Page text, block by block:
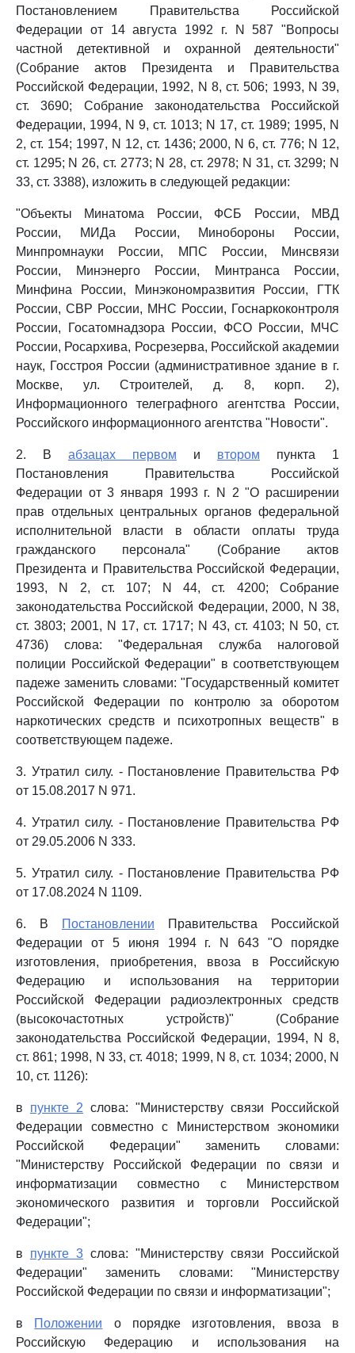
Постановлением Правительства Российской
Федерации от 14 августа 1992 г. N 587 "Вопросы
частной детективной и охранной деятельности"
(Собрание актов Президента и Правительства
Российской Федерации, 1992, N 8, ст. 506; 1993, N 39,
ст. 3690; Собрание законодательства Российской
Федерации, 1994, N 9, ст. 1013; N 17, ст. 1989; 1995, N
2, ст. 154; 1997, N 12, ст. 1436; 2000, N 6, ст. 776; N 12,
ст. 1295; N 26, ст. 2773; N 28, ст. 2978; N 31, ст. 3299; N
33, ст. 3388), изложить в следующей редакции:
"Объекты Минатома России, ФСБ России, МВД
России, МИДа России, Минобороны России,
Минпромнауки России, МПС России, Минсвязи
России, Минэнерго России, Минтранса России,
Минфина России, Минэкономразвития России, ГТК
России, СВР России, МНС России, Госнаркоконтроля
России, Госатомнадзора России, ФСО России, МЧС
России, Росархива, Росрезерва, Российской академии
наук, Госстроя России (административное здание в г.
Москве, ул. Строителей, д. 8, корп. 2),
Информационного телеграфного агентства России,
Российского информационного агентства "Новости".
2. В абзацах первом и втором пункта 1
Постановления Правительства Российской
Федерации от 3 января 1993 г. N 2 "О расширении
прав отдельных центральных органов федеральной
исполнительной власти в области оплаты труда
гражданского персонала" (Собрание актов
Президента и Правительства Российской Федерации,
1993, N 2, ст. 107; N 44, ст. 4200; Собрание
законодательства Российской Федерации, 2000, N 38,
ст. 3803; 2001, N 17, ст. 1717; N 43, ст. 4103; N 50, ст.
4736) слова: "Федеральная служба налоговой
полиции Российской Федерации" в соответствующем
падеже заменить словами: "Государственный комитет
Российской Федерации по контролю за оборотом
наркотических средств и психотропных веществ" в
соответствующем падеже.
3. Утратил силу. - Постановление Правительства РФ
от 15.08.2017 N 971.
4. Утратил силу. - Постановление Правительства РФ
от 29.05.2006 N 333.
5. Утратил силу. - Постановление Правительства РФ
от 17.08.2024 N 1109.
6. В Постановлении Правительства Российской
Федерации от 5 июня 1994 г. N 643 "О порядке
изготовления, приобретения, ввоза в Российскую
Федерацию и использования на территории
Российской Федерации радиоэлектронных средств
(высокочастотных устройств)" (Собрание
законодательства Российской Федерации, 1994, N 8,
ст. 861; 1998, N 33, ст. 4018; 1999, N 8, ст. 1034; 2000, N
10, ст. 1126):
в пункте 2 слова: "Министерству связи Российской
Федерации совместно с Министерством экономики
Российской Федерации" заменить словами:
"Министерству Российской Федерации по связи и
информатизации совместно с Министерством
экономического развития и торговли Российской
Федерации";
в пункте 3 слова: "Министерству связи Российской
Федерации" заменить словами: "Министерству
Российской Федерации по связи и информатизации";
в Положении о порядке изготовления, ввоза в
Российскую Федерацию и использования на